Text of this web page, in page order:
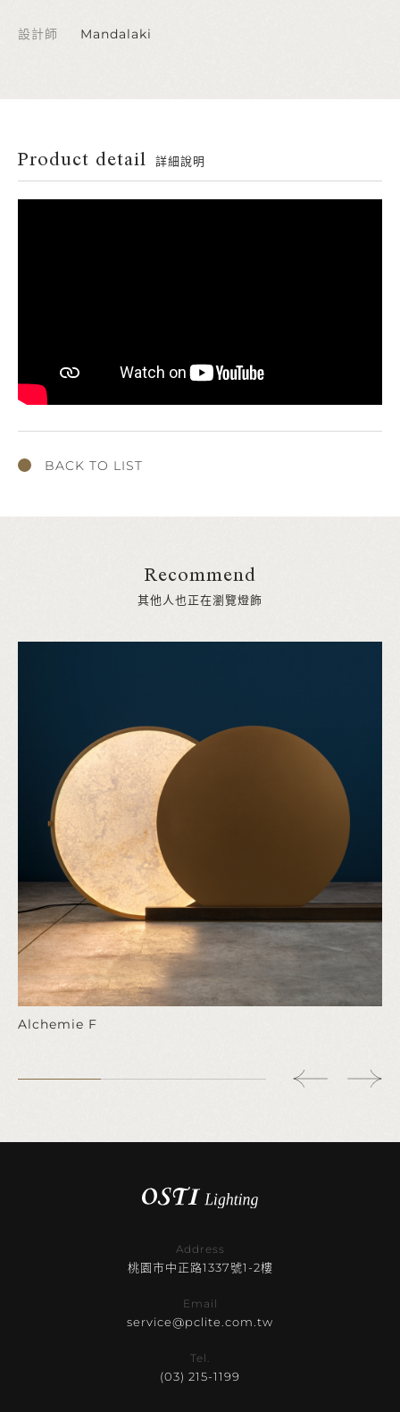
設計師 Mandalaki
Product detail 詳細說明
BACK TO LIST
Recommend
其他人也正在瀏覽燈飾
Alchemie F
Address
桃園市中正路1337號1-2樓
Email
service@pclite.com.tw
Tel.
(03) 215-1199